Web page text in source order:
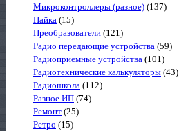
Микроконтроллеры (разное) (137)
Пайка (15)
Преобразователи (121)
Радио передающие устройства (59)
Радиоприемные устройства (101)
Радиотехнические калькуляторы (43)
Радиошкола (112)
Разное ИП (74)
Ремонт (25)
Ретро (15)